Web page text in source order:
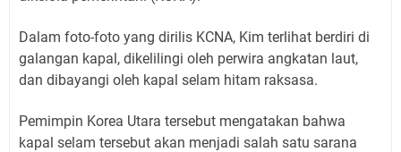
Dalam foto-foto yang dirilis KCNA, Kim terlihat berdiri di
galangan kapal, dikelilingi oleh perwira angkatan laut,
dan dibayangi oleh kapal selam hitam raksasa.
Pemimpin Korea Utara tersebut mengatakan bahwa
kapal selam tersebut akan menjadi salah satu sarana